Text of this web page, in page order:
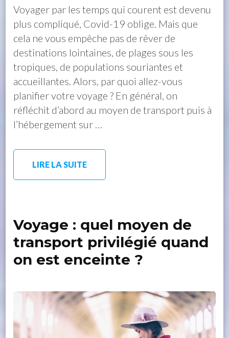
Voyager par les temps qui courent est devenu
plus compliqué, Covid-19 oblige. Mais que
cela ne vous empêche pas de rêver de
destinations lointaines, de plages sous les
tropiques, de populations souriantes et
accueillantes. Alors, par quoi allez-vous
planifier votre voyage ? En général, on
réfléchit d’abord au moyen de transport puis à
l’hébergement sur …
LIRE LA SUITE
Voyage : quel moyen de
transport privilégié quand
on est enceinte ?